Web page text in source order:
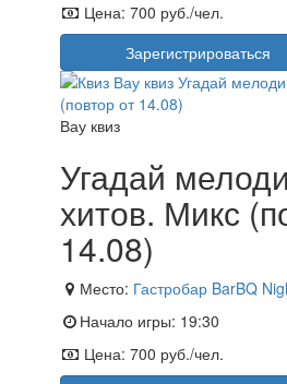
Цена: 700 руб./чел.
Зарегистрироваться
Вау квиз
Угадай
хитов. Микс
14.08)
Место: Гастробар BarBQ
Начало игры: 19:30
Цена: 700 руб./чел.